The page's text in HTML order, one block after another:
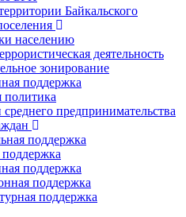
Байкальского
населению
деятельность
зонирование
поддержка
предпринимательства
поддержка
поддержка
поддержка
поддержка